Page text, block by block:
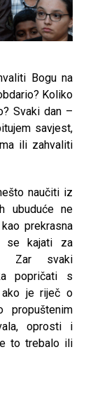
Bogu na
Koliko
Svaki dan –
savjest,
ili zahvaliti
naučiti iz
ubuduće ne
prekrasna
se kajati za
Zar svaki
popričati s
je riječ o
oprosti i
to trebalo ili